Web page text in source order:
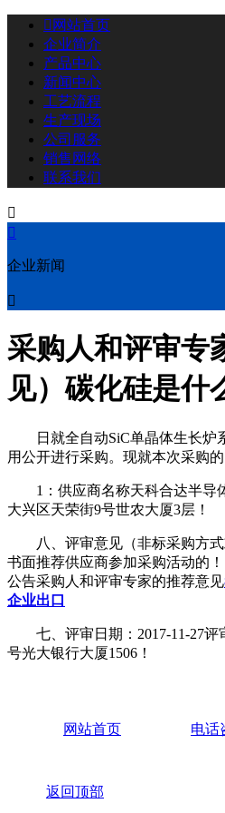
 网站首页
企业简介
产品中心
新闻中心
工艺流程
生产现场
公司服务
销售网络
联系我们


企业新闻

采购人和评审专
见）碳化硅是什
日就全自动SiC单晶体生长炉系
用公开进行采购。现就本次采购
1：供应商名称天科合达半导
大兴区天荣街9号世农大厦3层！
八、评审意见（非标采购方式
书面推荐供应商参加采购活动的
公告采购人和评审专家的推荐意见
企业出口
七、评审日期：2017-11-27评
号光大银行大厦1506！
网站首页 电话
返回顶部